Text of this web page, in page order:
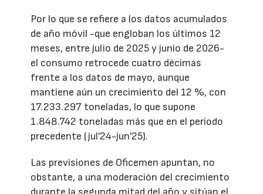
Por lo que se refiere a los datos acumulados
de año móvil -que engloban los últimos 12
meses, entre julio de 2025 y junio de 2026-
el consumo retrocede cuatro décimas
frente a los datos de mayo, aunque
mantiene aún un crecimiento del 12 %, con
17.233.297 toneladas, lo que supone
1.848.742 toneladas más que en el período
precedente (jul’24-jun’25).
Las previsiones de Oficemen apuntan, no
obstante, a una moderación del crecimiento